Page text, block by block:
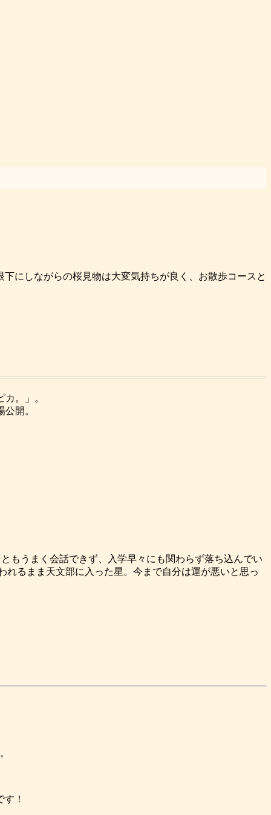
にしながらの桜見物は大変気持ちが良く、お散歩コースと
。」。
開。
もうまく会話できず、入学早々にも関わらず落ち込んでい
るまま天文部に入った星。今まで自分は運が悪いと思っ
！